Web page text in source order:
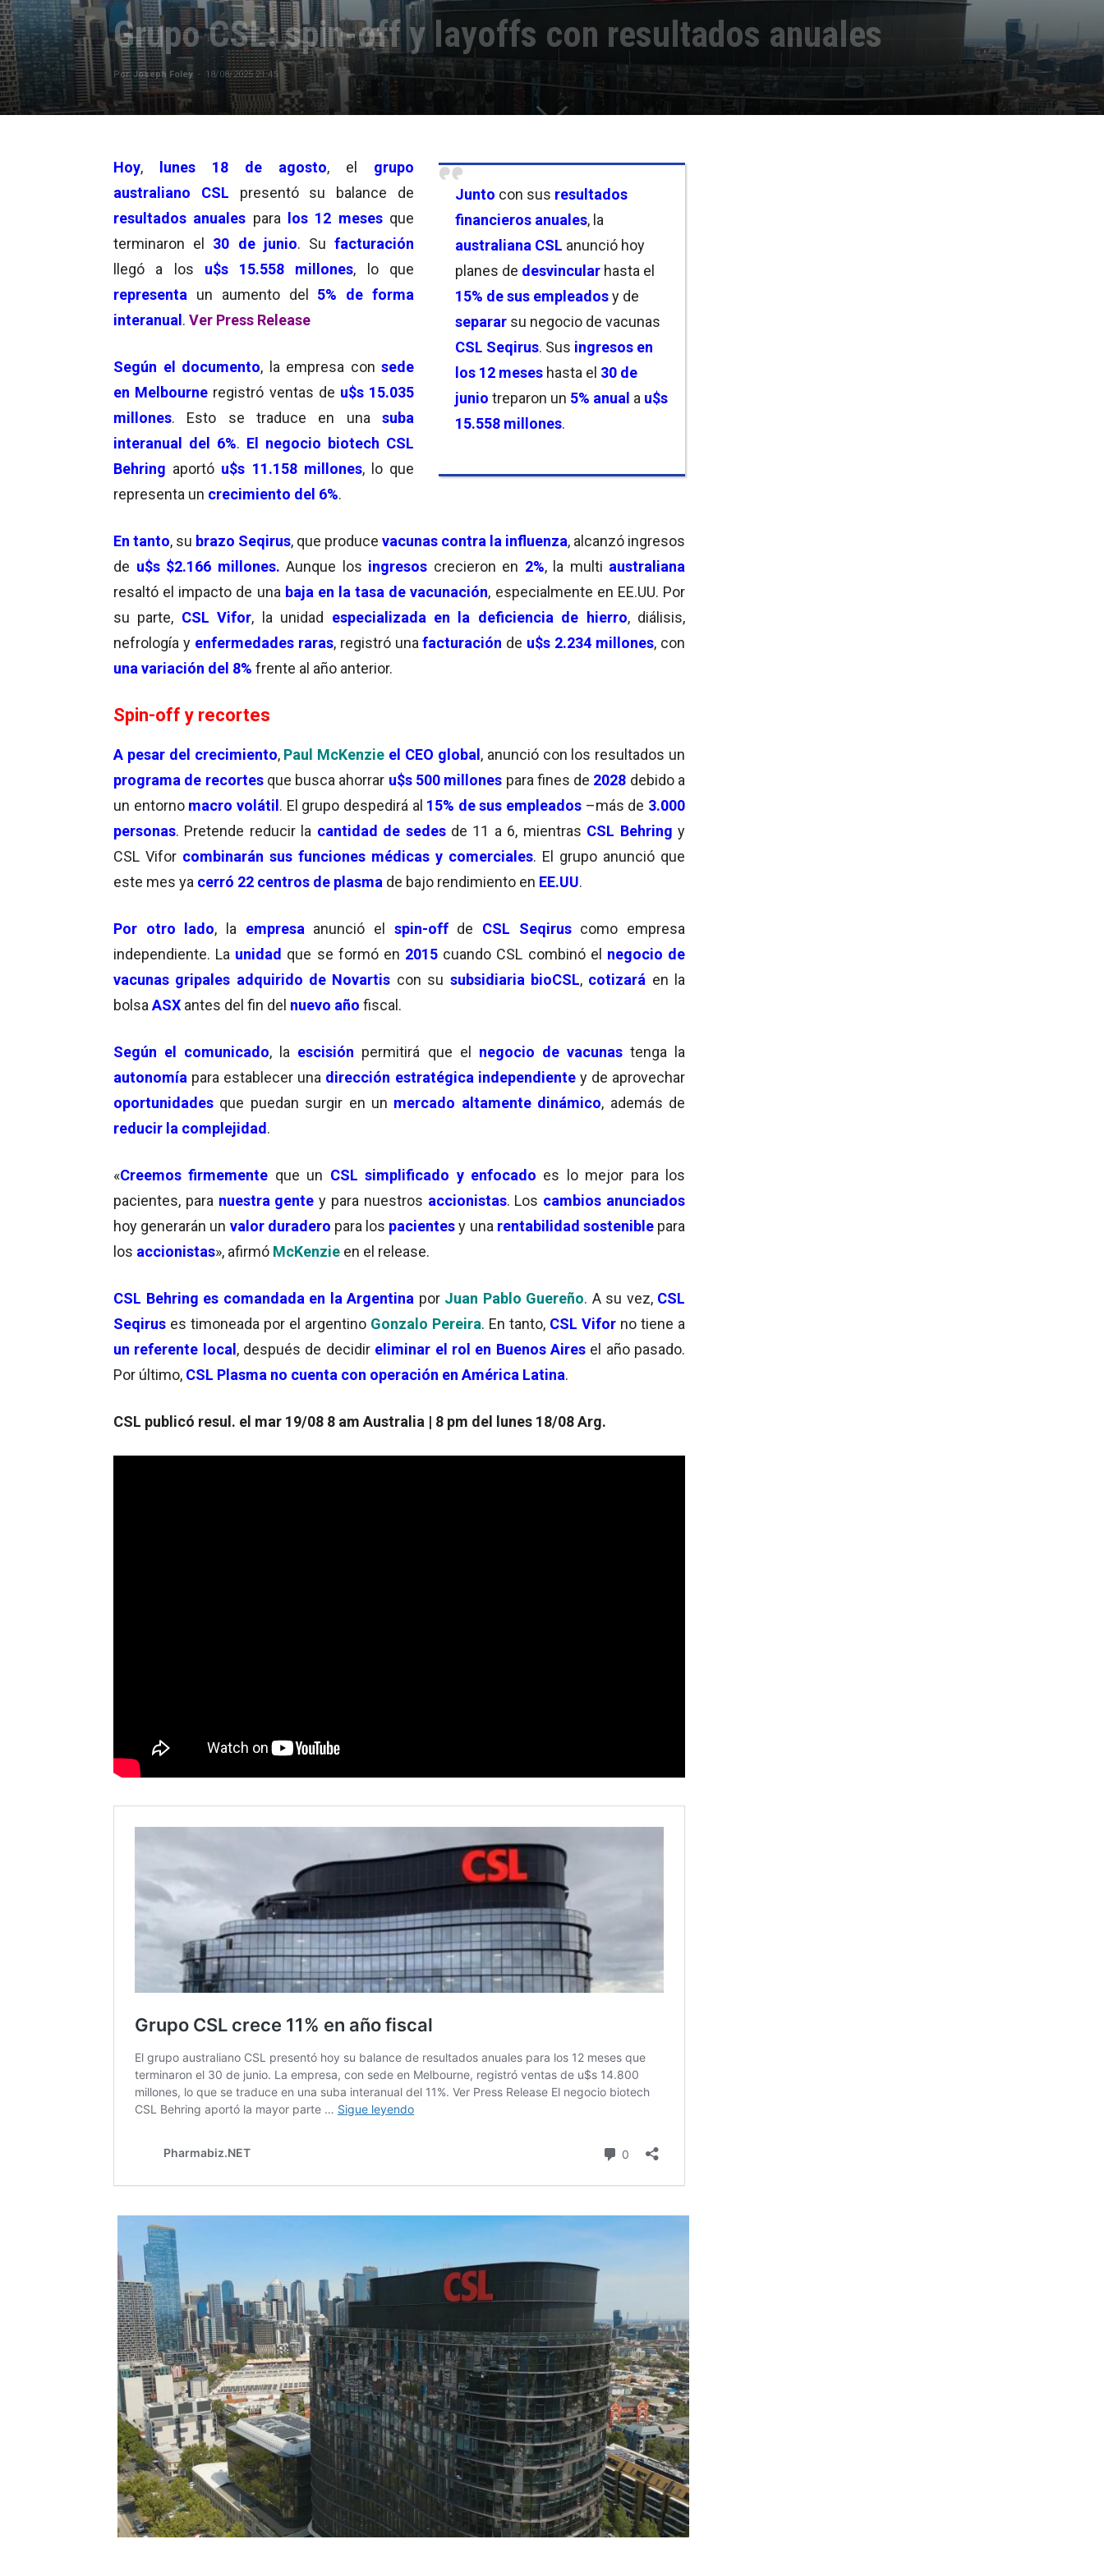
Grupo CSL: spin-off y layoffs con resultados anuales
Por Joseph Foley - 18/08/2025 21:45
Junto con sus resultados
financieros anuales, la
australiana CSL anunció hoy
planes de desvincular hasta el
15% de sus empleadosy de
separar su negocio de vacunas
CSL Seqirus. Sus ingresos en
los 12 meses hasta el 30 de
junio treparon un 5% anual a u$s
15.558 millones.
Hoy, lunes 18 de agosto, el grupo
australiano CSL presentó su balance de
resultados anuales para los 12 mesesque
terminaron el 30 de junio. Sufacturación
llegó a los u$s 15.558 millones, lo que
representa
un aumento del 5% de forma
interanual. Ver Press Release
Según el documento, la empresa con sede
en Melbourne registró ventas de u$s 15.035
millones. Esto se traduce en una suba
interanual del 6%. El negocio biotech CSL
Behring aportó u$s 11.158 millones, lo que
representa un crecimiento del 6%.
En tanto, su brazo Seqirus, que produce vacunas contra la influenza, alcanzó ingresos
de u$s $2.166 millones. Aunque los ingresos crecieron en 2%, la multi australiana
resaltó el impacto de una baja en la tasa de vacunación, especialmente en EE.UU. Por
su parte, CSL Vifor, la unidad especializada en la deficiencia de hierro, diálisis,
nefrología y enfermedades raras, registró unafacturación de u$s 2.234 millones, con
una variación del 8% frente al año anterior.
Spin-off y recortes
A pesar del crecimiento, Paul McKenzie el CEO global, anunció con los resultados un
programa de recortes que busca ahorrar u$s 500 millones para fines de 2028 debido a
un entorno macro volátil. El grupo despedirá al 15% de sus empleados –más de 3.000
personas. Pretende reducir la cantidad de sedes de 11 a 6, mientras CSL Behring y
CSL Vifor combinarán sus funciones médicas y comerciales. El grupo anunció que
este mes ya cerró 22 centros de plasma de bajo rendimiento en EE.UU.
Por otro lado, la empresa anunció el spin-offde CSL Seqirus como empresa
independiente. La unidad que se formó en 2015 cuando CSL combinó el negocio de
vacunas gripales adquirido de Novartis con su subsidiaria bioCSL, cotizará en la
bolsa ASX antes del fin del nuevo año fiscal.
Según el comunicado, la escisión permitirá que el negocio de vacunas tenga la
autonomía para establecer una dirección estratégica independientey de aprovechar
oportunidades que puedan surgir en un mercado altamente dinámico, además de
reducir la complejidad.
«Creemos firmemente que un CSL simplificado y enfocado es lo mejor para los
pacientes, para nuestra gente y para nuestros accionistas. Los cambios anunciados
hoy generarán un valor duradero para los pacientes y una rentabilidad sostenible para
los accionistas», afirmó McKenzie en el release.
CSL Behring es comandada en la Argentina por Juan Pablo Guereño. A su vez, CSL
Seqirus es timoneada por el argentino Gonzalo Pereira. En tanto, CSL Vifor no tiene a
un referente local, después de decidireliminar el rol en Buenos Airesel año pasado.
Por último, CSL Plasma no cuenta con operación en América Latina.
CSL publicó resul. el mar 19/08 8 am Australia | 8 pm del lunes 18/08 Arg.